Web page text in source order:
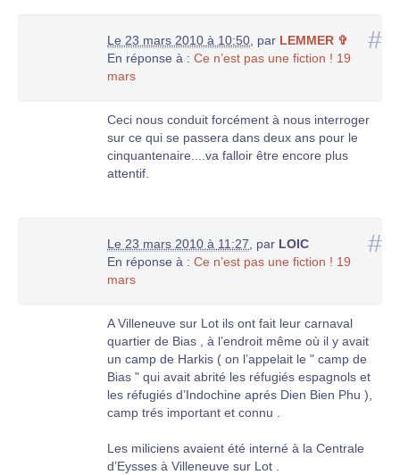
#
Le 23 mars 2010 à 10:50 par LEMMER ✞
En réponse à : Ce n’est pas une fiction ! 19
mars
Ceci nous conduit forcément à nous interroger
sur ce qui se passera dans deux ans pour le
cinquantenaire....va falloir être encore plus
attentif.
#
Le 23 mars 2010 à 11:27 par LOIC
En réponse à : Ce n’est pas une fiction ! 19
mars
A Villeneuve sur Lot ils ont fait leur carnaval
quartier de Bias , à l’endroit même où il y avait
un camp de Harkis ( on l’appelait le " camp de
Bias " qui avait abrité les réfugiés espagnols et
les réfugiés d’Indochine aprés Dien Bien Phu ),
camp trés important et connu .
Les miliciens avaient été interné à la Centrale
d’Eysses à Villeneuve sur Lot .